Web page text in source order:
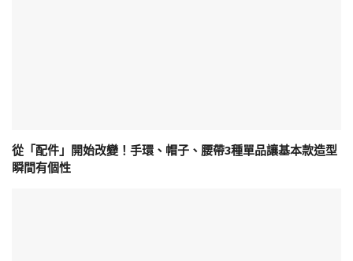
從「配件」開始改變！手環、帽子、腰帶3種單品讓基本款造型
瞬間有個性